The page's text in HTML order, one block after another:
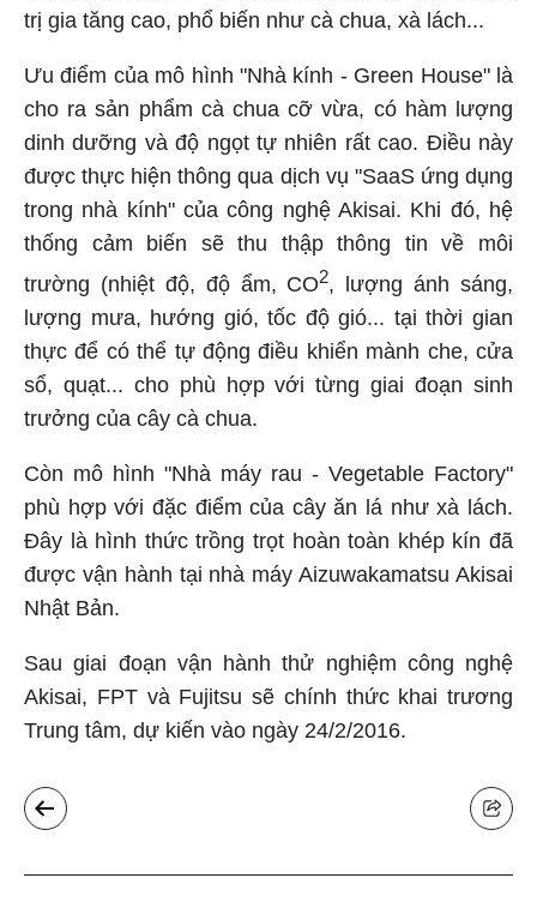
trị gia tăng cao, phổ biến như cà chua, xà lách...
Ưu điểm của mô hình "Nhà kính - Green House" là
cho ra sản phẩm cà chua cỡ vừa, có hàm lượng
dinh dưỡng và độ ngọt tự nhiên rất cao. Điều này
được thực hiệnthông qua dịch vụ "SaaS ứng dụng
trong nhà kính" của công nghệ Akisai. Khi đó, hệ
thống cảm biến sẽ thu thập thông tin về môi
trường (nhiệt độ, độ ẩm, CO2, lượng ánh sáng,
lượng mưa, hướng gió, tốc độ gió... tại thời gian
thực để có thể tự động điều khiển mành che, cửa
sổ, quạt... cho phù hợp với từng giai đoạn sinh
trưởng của cây cà chua.
Còn mô hình "Nhà máy rau - Vegetable Factory"
phù hợp với đặc điểm của cây ăn lá như xà lách.
Đây là hình thức trồng trọt hoàn toàn khép kín đã
được vận hành tại nhà máy Aizuwakamatsu Akisai
Nhật Bản.
Sau giai đoạn vận hành thử nghiệm công nghệ
Akisai, FPT và Fujitsu sẽ chính thức khai trương
Trung tâm, dự kiến vào ngày 24/2/2016.